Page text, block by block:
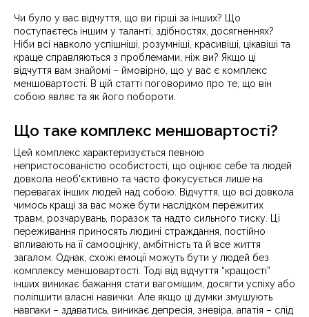
Чи було у вас відчуття, що ви гірші за інших? Що
поступаєтесь іншим у таланті, здібностях, досягненнях?
Ніби всі навколо успішніші, розумніші, красивіші, цікавіші та
краще справляються з проблемами, ніж ви? Якщо ці
відчуття вам знайомі – ймовірно, що у вас є комплекс
меншовартості. В цій статті поговоримо про те, що він
собою являє та як його побороти.
Що таке комплекс меншовартості?
Цей комплекс характеризується певною
непристосованістю особистості, що оцінює себе та людей
довкола необ'єктивно та часто фокусується лише на
перевагах інших людей над собою. Відчуття, що всі довкола
чимось кращі за вас може бути наслідком пережитих
травм, розчарувань, поразок та надто сильного тиску. Ці
переживання приносять людині страждання, постійно
впливають на її самооцінку, амбітність та й все життя
загалом. Однак, схожі емоції можуть бути у людей без
комплексу меншовартості. Тоді від відчуття “кращості”
інших виникає бажання стати вагомішим, досягти успіху або
поліпшити власні навички. Але якщо ці думки змушують
навпаки – здаватись, виникає депресія, зневіра, апатія – слід